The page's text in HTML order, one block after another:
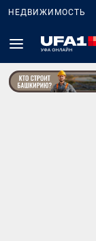
НЕДВИЖИМОСТЬ